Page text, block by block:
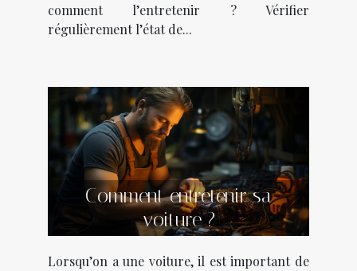
comment l’entretenir ? Vérifier
régulièrement l’état de...
Comment entretenir sa
voiture ?
Lorsqu’on a une voiture, il est important de